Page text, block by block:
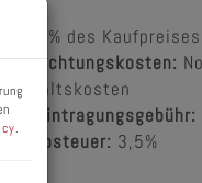
3% des
3,5%
.